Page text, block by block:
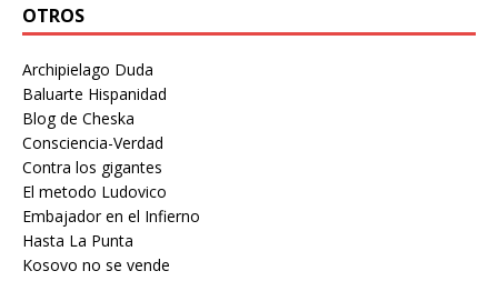
OTROS
Archipielago Duda
Baluarte Hispanidad
Blog de Cheska
Consciencia-Verdad
Contra los gigantes
El metodo Ludovico
Embajador en el Infierno
Hasta La Punta
Kosovo no se vende